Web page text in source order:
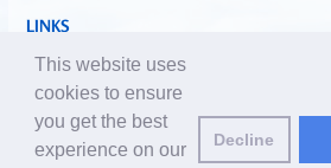
LINKS
falundafa.org (it)
faluninfo.net
minghui.org (en)
pureinsight.org
This website uses
cookies to ensure
you get the best
experience on our
Decline